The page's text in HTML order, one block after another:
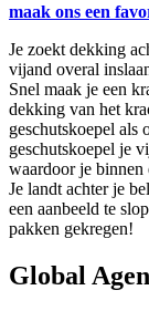
maak ons een
Je zoekt dekking
vijand overal
Snel maak je een
dekking van het
geschutskoepel als
geschutskoepel je
waardoor je binnen
Je landt achter je
een aanbeeld te
pakken gekregen!
Global